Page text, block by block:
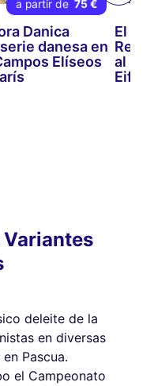
a partir de 75 €
Danica
danesa en
Elíseos
El
al
Eiffel
Variantes
deleite de la
en diversas
Pascua.
el Campeonato